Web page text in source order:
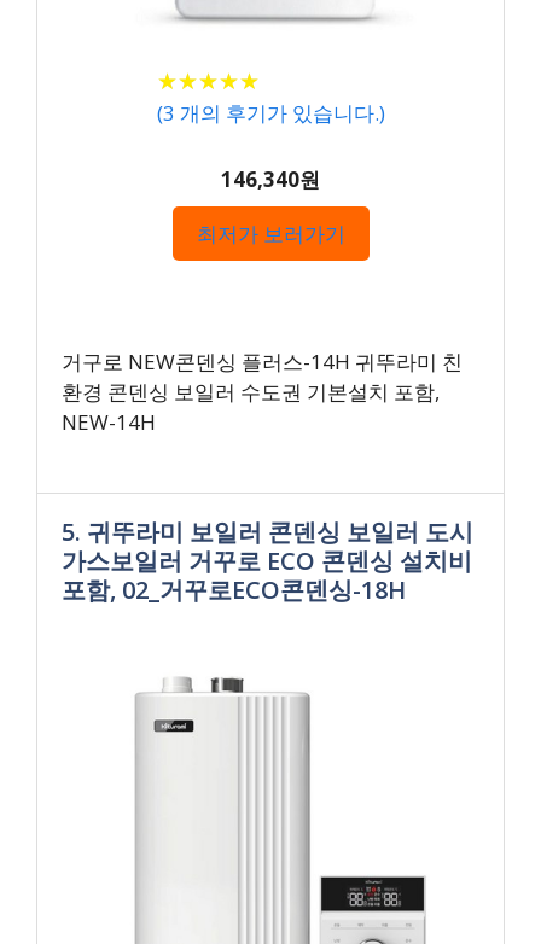
★★★★★
★★★★★
(3 개의 후기가 있습니다.)
146,340원
최저가 보러가기
거구로 NEW콘덴싱 플러스-14H 귀뚜라미 친
환경 콘덴싱 보일러 수도권 기본설치 포함,
NEW-14H
5. 귀뚜라미 보일러 콘덴싱 보일러 도시
가스보일러 거꾸로 ECO 콘덴싱 설치비
포함, 02_거꾸로ECO콘덴싱-18H